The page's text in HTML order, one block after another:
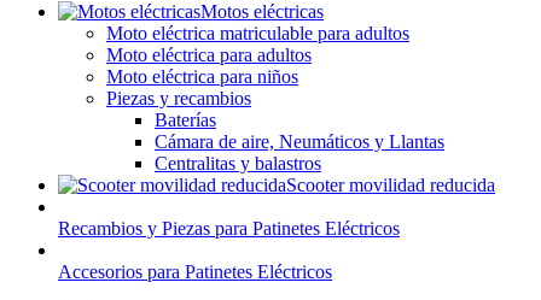
Motos eléctricas
Moto eléctrica matriculable para adultos
Moto eléctrica para adultos
Moto eléctrica para niños
Piezas y recambios
Baterías
Cámara de aire, Neumáticos y Llantas
Centralitas y balastros
Scooter movilidad reducida
Recambios y Piezas para Patinetes Eléctricos
Accesorios para Patinetes Eléctricos